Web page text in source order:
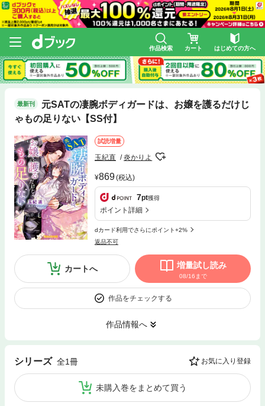
作品検索 カート はじめての方へ
最新刊
元SATの凄腕ボディガードは、お嬢を護るだけじ
ゃもの足りない【SS付】
試読増量
玉紀直 炎かりよ
869(税込)
7pt獲得
ポイント詳細
dカード利用でさらにポイント+2%
返品不可
カートへ 増量試し読み
08/16まで
作品をチェックする
作品情報へ
シリーズ 全1冊 お気に入り登録
未購入巻をまとめて買う